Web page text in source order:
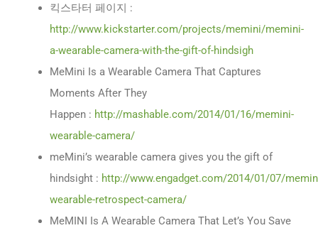
킥스타터 페이지 :
http://www.kickstarter.com/projects/memini/memini-
a-wearable-camera-with-the-gift-of-hindsigh
MeMini Is a Wearable Camera That Captures
Moments After They
Happen : http://mashable.com/2014/01/16/memini-
wearable-camera/
meMini’s wearable camera gives you the gift of
hindsight : http://www.engadget.com/2014/01/07/
wearable-retrospect-camera/
MeMINI Is A Wearable Camera That Let’s You Save